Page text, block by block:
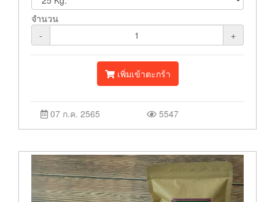
จำนวน
-
+
เพิ่มเข้าตะกร้า
07 ก.ค. 2565 5547